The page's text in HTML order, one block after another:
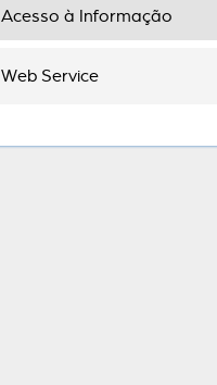
Acesso à Informação
Web Service